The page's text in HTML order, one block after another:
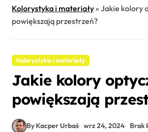
Kolorystyka i materiały» Jakie kolory
powiększają przestrzeń?
Kolorystyka i materiały
Jakie kolory
powiększają
By Kacper Urbaś wrz 24, 2024 Brak